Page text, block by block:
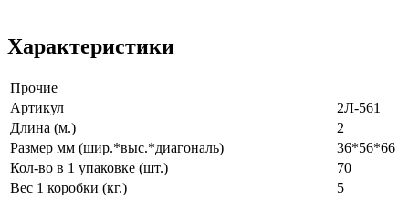
Характеристики
Прочие
Артикул
2Л-561
Длина (м.)
2
Размер мм (шир.*выс.*диагональ)
36*56*66
Кол-во в 1 упаковке (шт.)
70
Вес 1 коробки (кг.)
5